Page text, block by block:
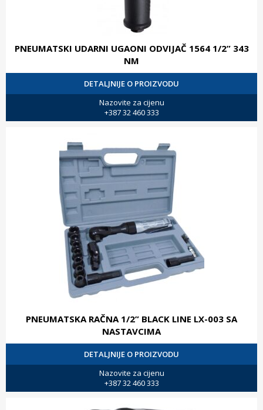
PNEUMATSKI UDARNI UGAONI ODVIJAČ 1564 1/2” 343
NM
DETALJNIJE O PROIZVODU
Nazovite za cijenu
+387 32 460 333
PNEUMATSKA RAČNA 1/2” BLACK LINE LX-003 SA
NASTAVCIMA
DETALJNIJE O PROIZVODU
Nazovite za cijenu
+387 32 460 333